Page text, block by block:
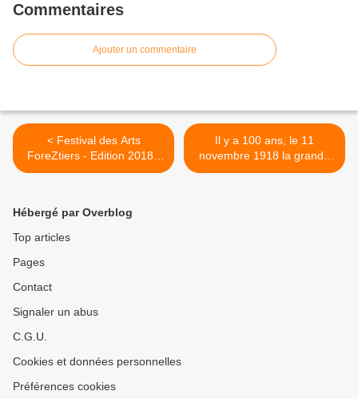
Commentaires
Ajouter un commentaire
< Festival des Arts
ForeZtiers - Edition 2018 :
Le Bestiaire enchanté, une
Il y a 100 ans, le 11
novembre 1918 la grande
guerre, 14-18, prenait fin...
Hébergé par Overblog
Top articles
Pages
Contact
Signaler un abus
C.G.U.
Cookies et données personnelles
Préférences cookies